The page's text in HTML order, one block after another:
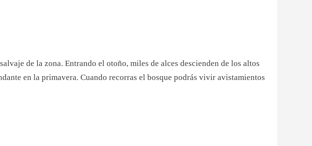
de la zona. Entrando el otoño, miles de alces descienden de los altos
en la primavera. Cuando recorras el bosque podrás vivir avistamientos